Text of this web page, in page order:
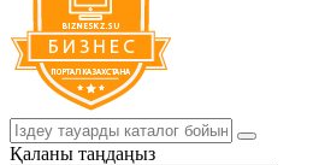
Қаланы таңдаңыз